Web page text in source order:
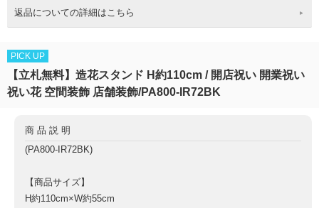
返品についての詳細はこちら
PICK UP
【立札無料】造花スタンド H約110cm / 開店祝い 開業祝い
祝い花 空間装飾 店舗装飾/PA800-IR72BK
商品説明
(PA800-IR72BK)
【商品サイズ】
H約110cm×W約55cm